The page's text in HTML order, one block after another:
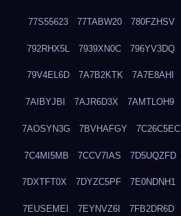
77S55623 77TABW20 780FZHSV
792RHX5L 7939XN0C 796YV3DQ
79V4EL6D 7A7B2KTK 7A7E8AHI
7AIBYJBI 7AJR6D3X 7AMTLOH9
7AOSYN3G 7BVHAFGY 7C26C5EC
7C4MI5MB 7CCV7IAS 7D5UQZFD
7DXTFT0X 7DYZC5PF 7E0NDNH1
7EUSEMEI 7EYNVZ6I 7FB2DR6D